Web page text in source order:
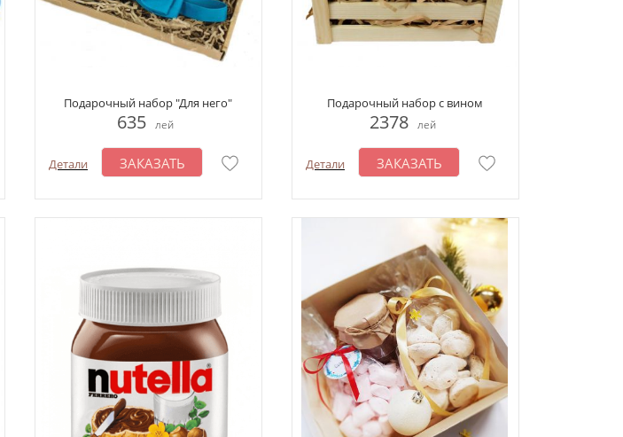
Подарочный набор "Для него"
635 лей
Детали ЗАКАЗАТЬ
Подарочный набор с вином
2378 лей
Детали ЗАКАЗАТЬ